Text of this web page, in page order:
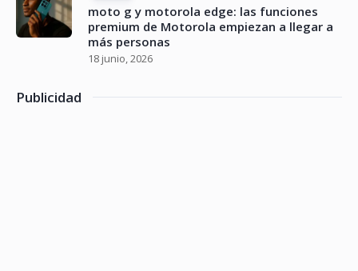
moto g y motorola edge: las funciones
premium de Motorola empiezan a llegar a
más personas
18 junio, 2026
Publicidad